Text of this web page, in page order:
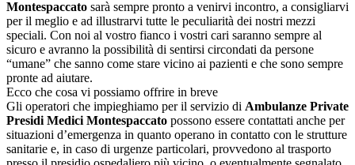
Montespaccato sarà sempre pronto a venirvi incontro, a consigliarvi
per il meglio e ad illustrarvi tutte le peculiarità dei nostri mezzi
speciali. Con noi al vostro fianco i vostri cari saranno sempre al
sicuro e avranno la possibilità di sentirsi circondati da persone
“umane” che sanno come stare vicino ai pazienti e che sono sempre
pronte ad aiutare.
Ecco che cosa vi possiamo offrire in breve
Gli operatori che impieghiamo per il servizio di Ambulanze Private
Presidi Medici Montespaccato possono essere contattati anche per
situazioni d’emergenza in quanto operano in contatto con le strutture
sanitarie e, in caso di urgenze particolari, provvedono al trasporto